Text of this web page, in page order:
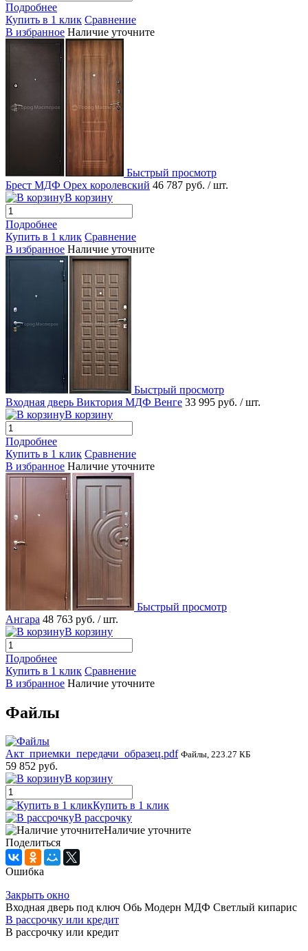
Подробнее
Купить в 1 клик Сравнение
В избранное Наличие уточните
Быстрый просмотр
Брест МДФ Орех королевский 46 787 руб. / шт.
В корзину
Подробнее
Купить в 1 клик Сравнение
В избранное Наличие уточните
Быстрый просмотр
Входная дверь Виктория МДФ Венге 33 995 руб. / шт.
В корзину
Подробнее
Купить в 1 клик Сравнение
В избранное Наличие уточните
Быстрый просмотр
Ангара 48 763 руб. / шт.
В корзину
Подробнее
Купить в 1 клик Сравнение
В избранное Наличие уточните
Файлы
Акт_приемки_передачи_образец.pdf Файлы, 223.27 КБ
59 852 руб.
В корзину
Купить в 1 клик
В рассрочку
Наличие уточните
Поделиться
Ошибка
Закрыть окно
Входная дверь под ключ Обь Модерн МДФ Светлый кипарис
В рассрочку или кредит
В рассрочку или кредит